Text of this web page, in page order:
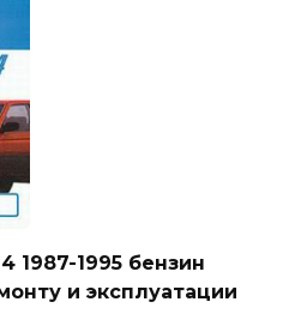
1987-1995 бензин
и эксплуатации